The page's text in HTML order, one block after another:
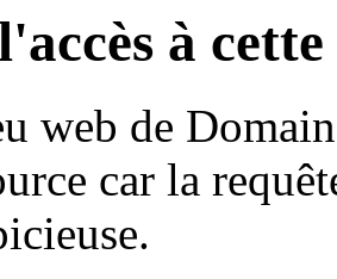
à
web de
car la